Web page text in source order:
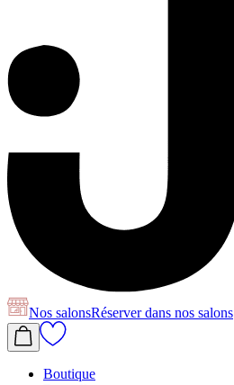
Nos salonsRéserverdans nos salons
Boutique